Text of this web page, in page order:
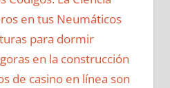
en tus Neumáticos
para dormir
en la construcción
de casino en línea son